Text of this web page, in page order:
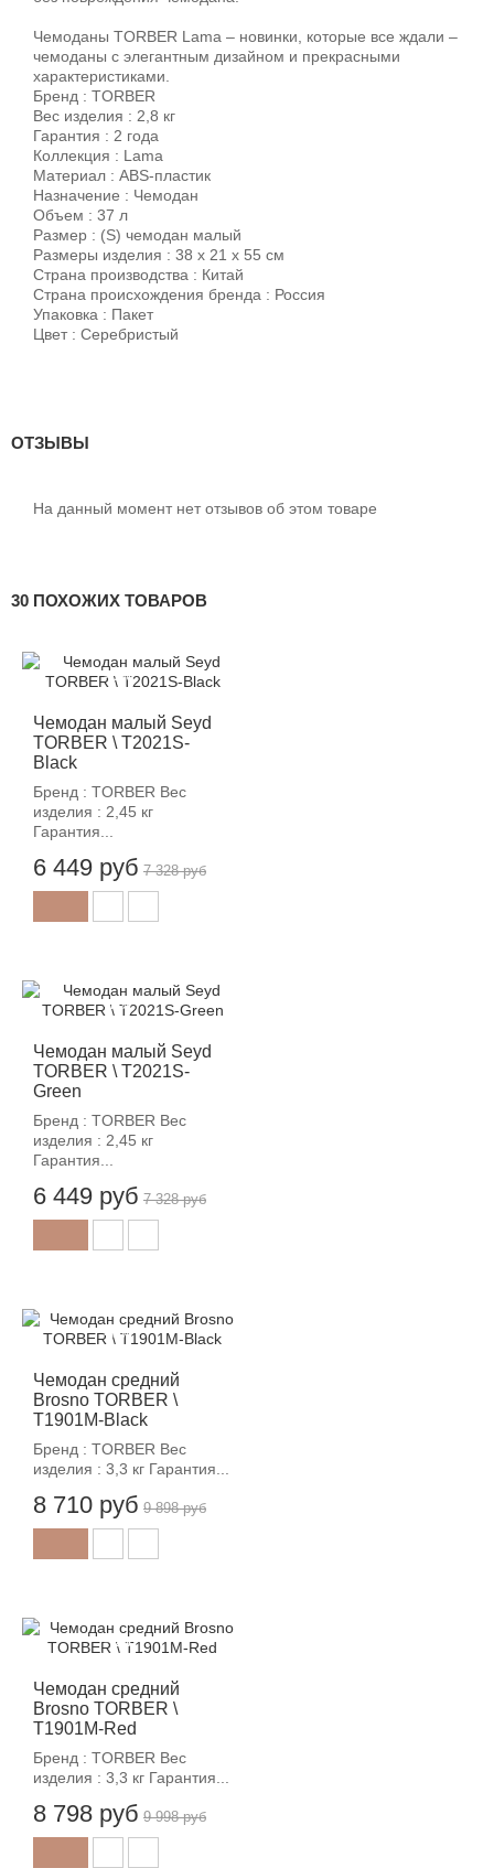
Чемоданы TORBER Lama – новинки, которые все ждали –
чемоданы с элегантным дизайном и прекрасными
характеристиками.
Бренд : TORBER
Вес изделия : 2,8 кг
Гарантия : 2 года
Коллекция : Lama
Материал : ABS-пластик
Назначение : Чемодан
Объем : 37 л
Размер : (S) чемодан малый
Размеры изделия : 38 х 21 х 55 см
Страна производства : Китай
Страна происхождения бренда : Россия
Упаковка : Пакет
Цвет : Серебристый
ОТЗЫВЫ
На данный момент нет отзывов об этом товаре
30 ПОХОЖИХ ТОВАРОВ
Чемодан малый Seyd
TORBER \ T2021S-
Black
Бренд : TORBER Вес
изделия : 2,45 кг
Гарантия...
6 449 руб
-12%
7 328 руб
Чемодан малый Seyd
TORBER \ T2021S-
Green
Бренд : TORBER Вес
изделия : 2,45 кг
Гарантия...
6 449 руб
-12%
7 328 руб
Чемодан средний
Brosno TORBER \
T1901M-Black
Бренд : TORBER Вес
изделия : 3,3 кг Гарантия...
8 710 руб
-12%
9 898 руб
Чемодан средний
Brosno TORBER \
T1901M-Red
Бренд : TORBER Вес
изделия : 3,3 кг Гарантия...
8 798 руб
-12%
9 998 руб